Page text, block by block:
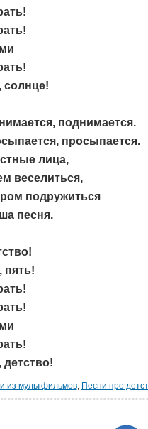
солнце!
поднимается.
просыпается.
лица,
веселиться,
подружиться
песня.
пять!
детство!
из мультфильмов, Песни про